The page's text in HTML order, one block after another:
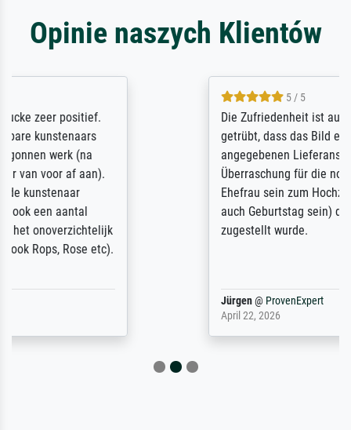
Opinie naszych Klientów
Die Zufriedenheit ist auch nicht dadurch
getrübt, dass das Bild entgegen einer
angegebenen Lieferanschrift (sollte eine
Überraschung für die normannische
Ehefrau sein zum Hochzeits- gleichzeitig
auch Geburtstag sein) doch nach zu Hause
zugestellt wurde.